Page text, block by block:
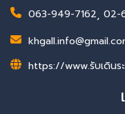
063-949-7162, 02-
https://www.รับเดินร